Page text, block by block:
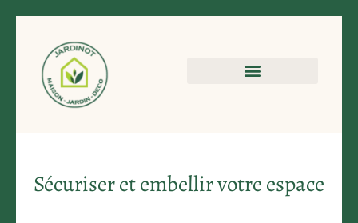
Sécuriser et embellir votre espace